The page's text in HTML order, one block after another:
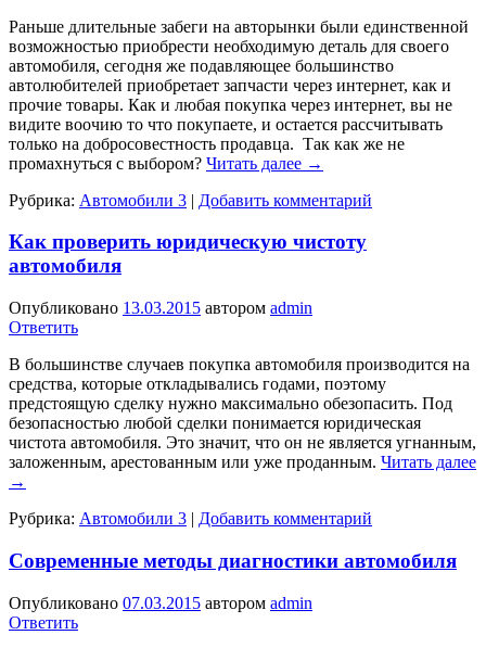
Раньше длительные забеги на авторынки были единственной
возможностью приобрести необходимую деталь для своего
автомобиля, сегодня же подавляющее большинство
автолюбителей приобретает запчасти через интернет, как и
прочие товары. Как и любая покупка через интернет, вы не
видите воочию то что покупаете, и остается рассчитывать
только на добросовестность продавца. Так как же не
промахнуться с выбором? Читать далее →
Рубрика: Автомобили 3 | Добавить комментарий
Как проверить юридическую чистоту
автомобиля
Опубликовано 13.03.2015 автором admin
Ответить
В большинстве случаев покупка автомобиля производится на
средства, которые откладывались годами, поэтому
предстоящую сделку нужно максимально обезопасить. Под
безопасностью любой сделки понимается юридическая
чистота автомобиля. Это значит, что он не является угнанным,
заложенным, арестованным или уже проданным. Читать далее
→
Рубрика: Автомобили 3 | Добавить комментарий
Современные методы диагностики автомобиля
Опубликовано 07.03.2015 автором admin
Ответить